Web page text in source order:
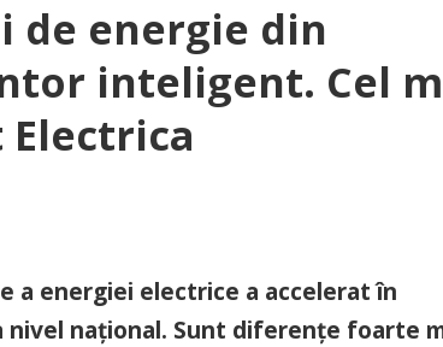
de energie din
inteligent. Cel
Electrica
a energiei electrice a accelerat în
nivel național. Sunt diferențe foarte